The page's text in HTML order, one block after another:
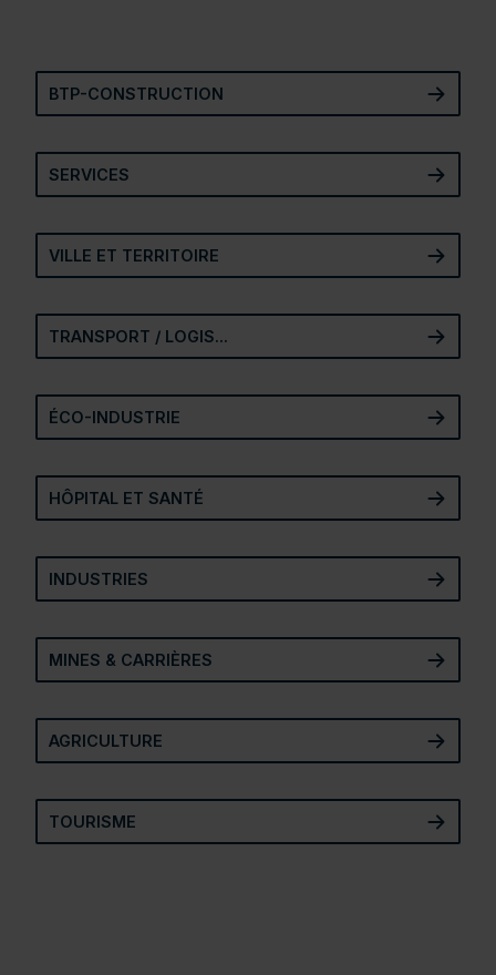
BTP-CONSTRUCTION
BTP-CONSTRUCTION
SERVICES
SERVICES
VILLE ET TERRITOIRE
VILLE ET TERRITOIRE
TRANSPORT / LOGISTIQUE / INFRASTRUCTURE
TRANSPORT / LOGIS...
ÉCO-INDUSTRIE
ÉCO-INDUSTRIE
HÔPITAL ET SANTÉ
HÔPITAL ET SANTÉ
INDUSTRIES
INDUSTRIES
MINES & CARRIÈRES
MINES & CARRIÈRES
AGRICULTURE
AGRICULTURE
TOURISME
TOURISME